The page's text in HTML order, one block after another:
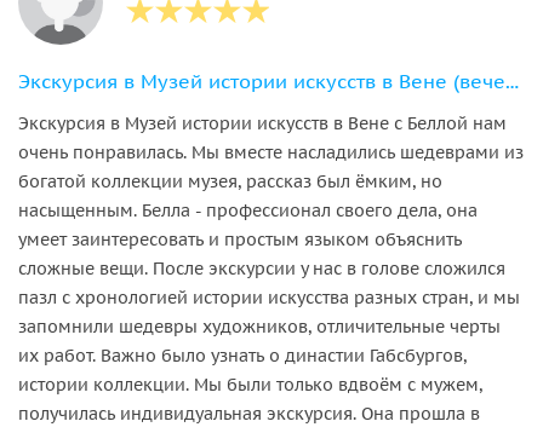
Экскурсия в Музей истории искусств в Вене (вечерняя экскурсия )
Экскурсия в Музей истории искусств в Вене с Беллой нам
очень понравилась. Мы вместе насладились шедеврами из
богатой коллекции музея, рассказ был ёмким, но
насыщенным. Белла - профессионал своего дела, она
умеет заинтересовать и простым языком объяснить
сложные вещи. После экскурсии у нас в голове сложился
пазл с хронологией истории искусства разных стран, и мы
запомнили шедевры художников, отличительные черты
их работ. Важно было узнать о династии Габсбургов,
истории коллекции. Мы были только вдвоём с мужем,
получилась индивидуальная экскурсия. Она прошла в